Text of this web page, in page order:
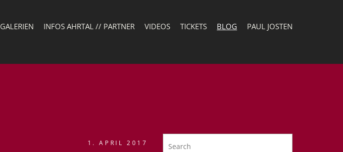
GALERIEN INFOS AHRTAL // PARTNER VIDEOS TICKETS BLOG PAUL JOSTEN
1. APRIL 2017